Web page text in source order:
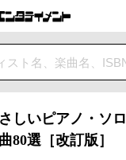
しいピアノ・ソロ
80選［改訂版］